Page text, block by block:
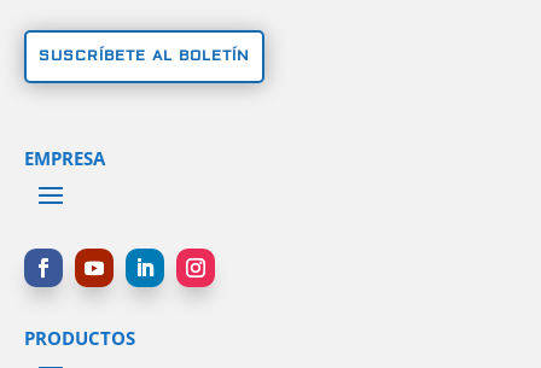
SUSCRÍBETE AL BOLETÍN
EMPRESA
PRODUCTOS